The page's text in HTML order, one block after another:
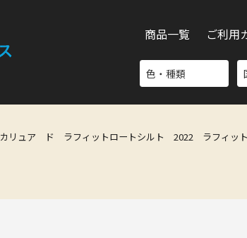
商品一覧 ご利用
カリュア ド ラフィットロートシルト 2022 ラフィット